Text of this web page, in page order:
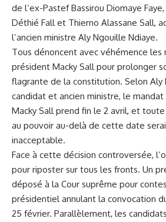
de l’ex-Pastef Bassirou Diomaye
Déthié Fall et Thierno Alassane Sall,
l’ancien ministre Aly Ngouille Ndiaye.
Tous dénoncent avec véhémence
président Macky Sall pour prolonger
flagrante de la constitution. Selon Aly
candidat et ancien ministre, le
Macky Sall prend fin le 2 avril, et
au pouvoir au-delà de cette date
inacceptable.
Face à cette décision controversée,
pour riposter sur tous les fronts. Un
déposé à la Cour suprême pour
présidentiel annulant la convocation
25 février. Parallèlement, les